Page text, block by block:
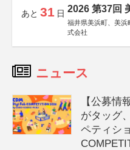
あと 31 日 2026 第37回
福井県美浜町、美浜
式会社
ニュース
【公募情
がタッグ
ペティシ